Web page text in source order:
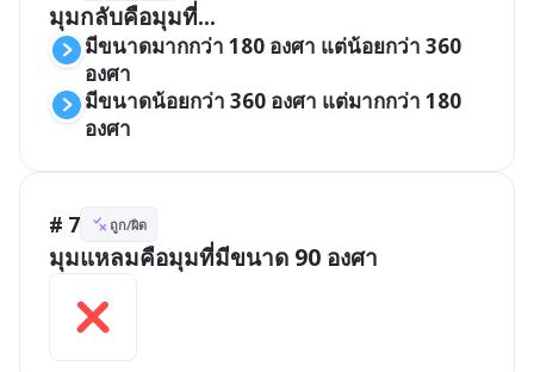
มุมกลับคือมุมที่...
มีขนาดมากกว่า 180 องศา แต่น้อยกว่า 360
องศา
มีขนาดน้อยกว่า 360 องศา แต่มากกว่า 180
องศา
# 7 ถูก/ผิด
มุมแหลมคือมุมที่มีขนาด 90 องศา